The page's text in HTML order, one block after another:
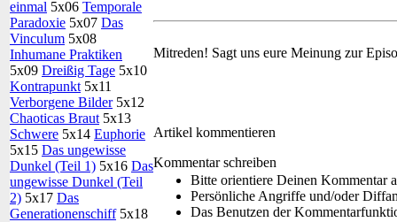
einmal 5x06 Temporale
Paradoxie 5x07 Das
Vinculum 5x08
Inhumane Praktiken
5x09 Dreißig Tage 5x10
Kontrapunkt 5x11
Verborgene Bilder5x12
Chaoticas Braut 5x13
Schwere 5x14 Euphorie
5x15 Das ungewisse
Dunkel (Teil 1) 5x16 Das
ungewisse Dunkel (Teil
2) 5x17 Das
Generationenschiff5x18
Mitreden! Sagt uns eure Meinung zur
Artikel kommentieren
Kommentar schreiben
Bitte orientiere Deinen Kommentar
Persönliche Angriffe und/oder
Das Benutzen der